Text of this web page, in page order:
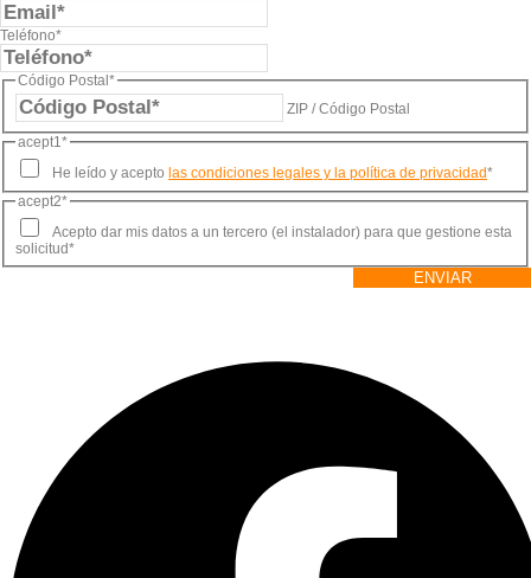
Teléfono*
Código Postal *
ZIP / Código Postal
acept1*
He leído y acepto las condiciones legales y la política de privacidad*
acept2*
Acepto dar mis datos a un tercero (el instalador) para que gestione esta
solicitud*